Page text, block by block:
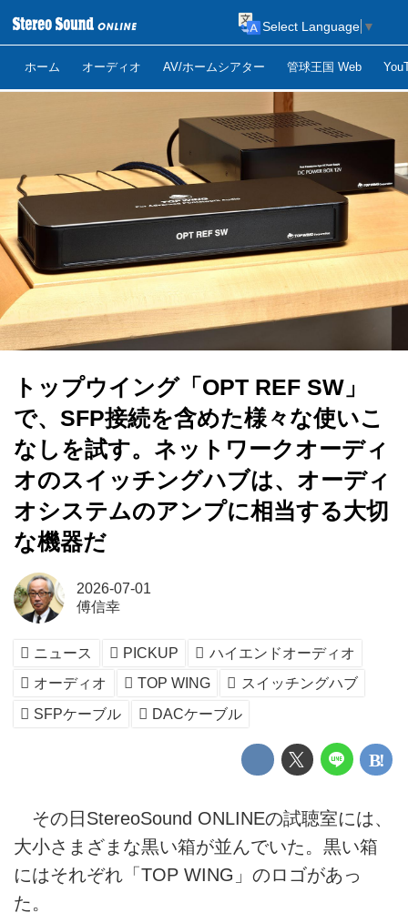
ホーム オーディオ AV/ホームシアター 管球王国 Web
Select Language ▼
トップウイング「OPT REF SW」
で、SFP接続を含めた様々な使いこ
なしを試す。ネットワークオーディ
オのスイッチングハブは、オーディ
オシステムのアンプに相当する大切
な機器だ
2026-07-01
傅信幸
ニュース PICKUP
ハイエンドオーディオ
オーディオ
TOP WING
スイッチングハブ
SFPケーブル
DACケーブル
その日StereoSound ONLINEの試聴室には、
大小さまざまな黒い箱が並んでいた。黒い箱
にはそれぞれ「TOP WING」のロゴがあっ
た。